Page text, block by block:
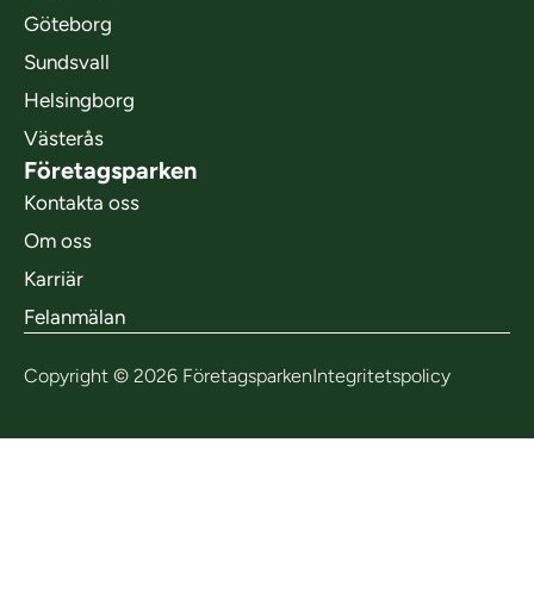
Göteborg
Sundsvall
Helsingborg
Västerås
Företagsparken
Kontakta oss
Om oss
Karriär
Felanmälan
Copyright © 2026 FöretagsparkenIntegritetspolicy